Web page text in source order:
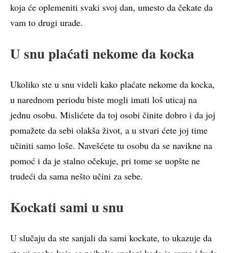
koja će oplemeniti svaki svoj dan, umesto da čekate da
vam to drugi urade.
U snu plaćati nekome da kocka
Ukoliko ste u snu videli kako plaćate nekome da kocka,
u narednom periodu biste mogli imati loš uticaj na
jednu osobu. Mislićete da toj osobi činite dobro i da joj
pomažete da sebi olakša život, a u stvari ćete joj time
učiniti samo loše. Navešćete tu osobu da se navikne na
pomoć i da je stalno očekuje, pri tome se uopšte ne
trudeći da sama nešto učini za sebe.
Kockati sami u snu
U slučaju da ste sanjali da sami kockate, to ukazuje da